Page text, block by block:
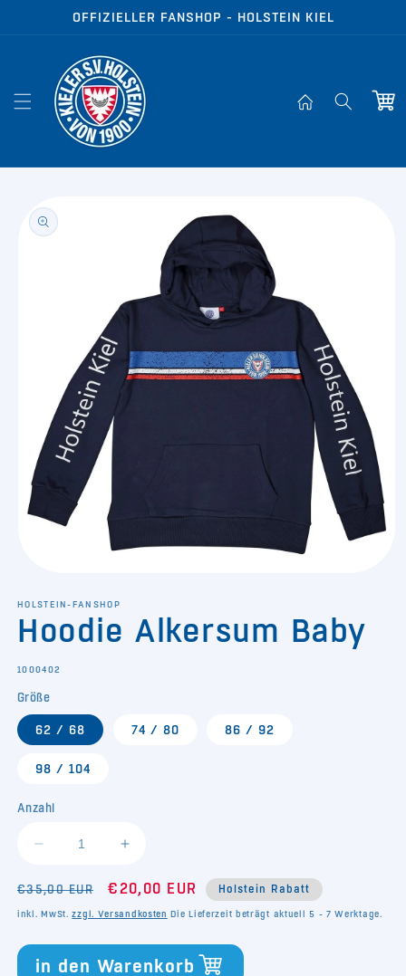
Direkt zumOFFIZIELLER FANSHOP - HOLSTEIN KIEL
in
Modal
öffnen
HOLSTEIN-FANSHOP
Hoodie Alkersum Baby
SKU:
1000402
Größe
62 / 68 74 / 80 86 / 92
98 / 104
Anzahl
Verringere
Menge
für
Alkersum
Baby
Erhöhe
Menge
für
Alkersum
Baby
Normaler
Preis
€35,00 EUR Verkaufspreis
€20,00 EUR Holstein Rabatt
inkl. MwSt.zzgl. Versandkosten Die Lieferzeit beträgt aktuell 5 - 7 Werktage.
in den Warenkorb